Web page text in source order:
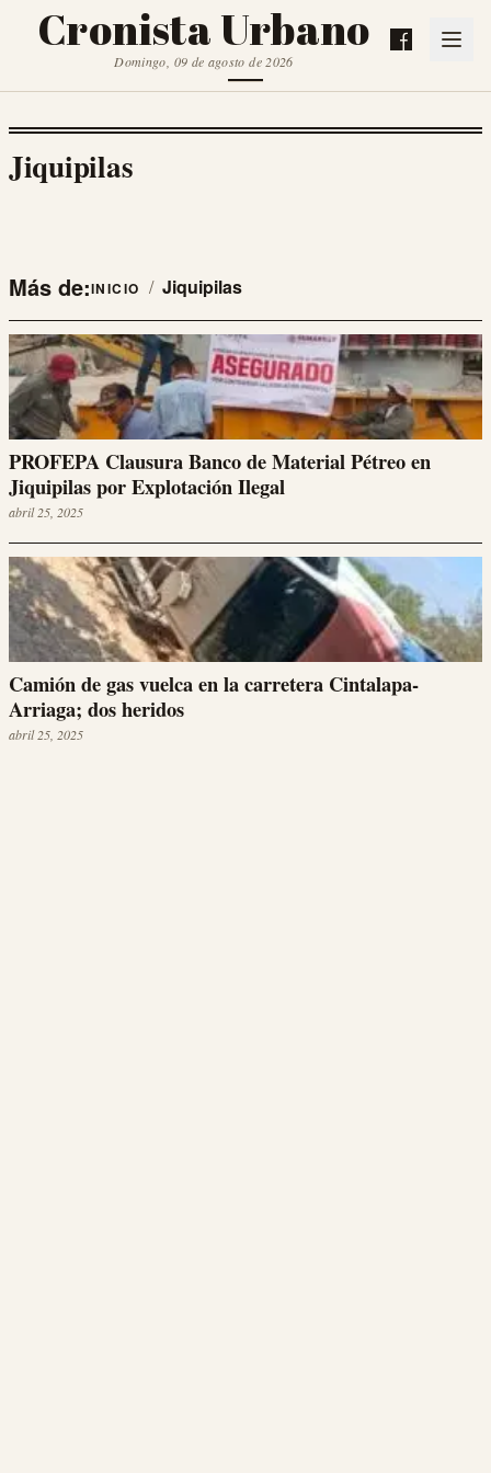
Cronista Urbano
Domingo, 09 de agosto de 2026
Jiquipilas
Más de:INICIO / Jiquipilas
PROFEPA Clausura Banco de Material Pétreo en
Jiquipilas por Explotación Ilegal
abril 25, 2025
Camión de gas vuelca en la carretera Cintalapa-
Arriaga; dos heridos
abril 25, 2025